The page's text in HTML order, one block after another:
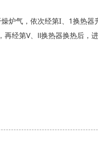
炉气，依次经第I、1换热
经第V、Ⅱ换热器换热后